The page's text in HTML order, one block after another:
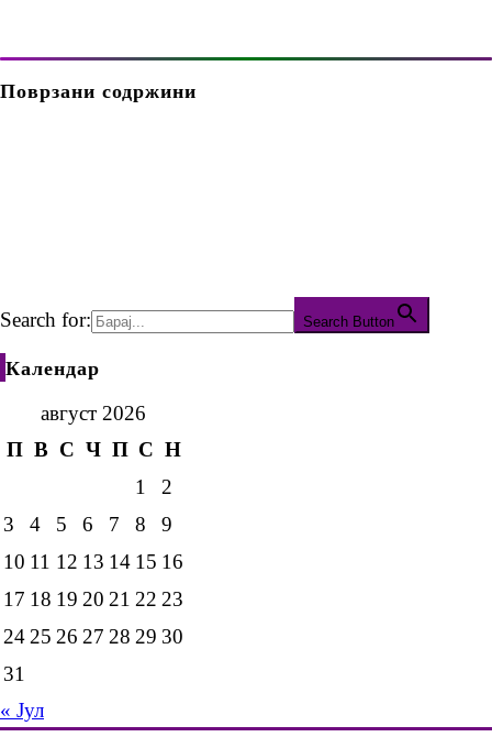
Поврзани содржини
Search for: Search Button
Календар
август 2026
П В С Ч П С Н
1
2
3
4 5 6 7 8
9
10 11 12 13 14 15 16
17 18 19 20 21 22 23
2425 26 27 28 29 30
31
« Јул